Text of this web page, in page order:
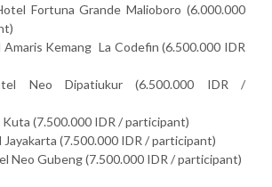
Fortuna Grande Malioboro (6.000.000
Amaris Kemang La Codefin (6.500.000 IDR
Neo Dipatiukur (6.500.000 IDR /
(7.500.000 IDR / participant)
Jayakarta (7.500.000 IDR / participant)
Neo Gubeng (7.500.000 IDR / participant)